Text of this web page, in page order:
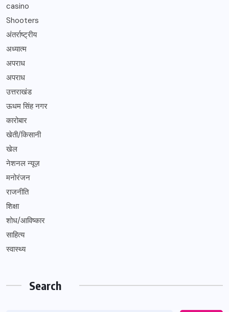
casino
Shooters
अंतर्राष्ट्रीय
अध्यात्म
अपराध
अपराध
उत्तराखंड
ऊधम सिंह नगर
कारोबार
खेती/किसानी
खेल
नेशनल न्यूज़
मनोरंजन
राजनीति
शिक्षा
शोध/आविष्कार
साहित्य
स्वास्थ्य
Search